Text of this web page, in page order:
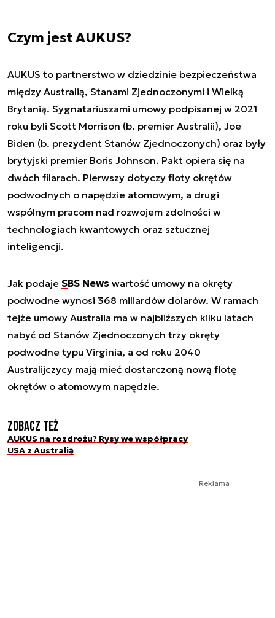
Czym jest AUKUS?
AUKUS to partnerstwo w dziedzinie bezpieczeństwa
między Australią, Stanami Zjednoczonymi i Wielką
Brytanią. Sygnatariuszami umowy podpisanej w 2021
roku byli Scott Morrison (b. premier Australii), Joe
Biden (b. prezydent Stanów Zjednoczonych) oraz były
brytyjski premier Boris Johnson. Pakt opiera się na
dwóch filarach. Pierwszy dotyczy floty okrętów
podwodnych o napędzie atomowym, a drugi
wspólnym pracom nad rozwojem zdolności w
technologiach kwantowych oraz sztucznej
inteligencji.
Jak podaje SBS News wartość umowy na okręty
podwodne wynosi 368 miliardów dolarów. W ramach
tejże umowy Australia ma w najbliższych kilku latach
nabyć od Stanów Zjednoczonych trzy okręty
podwodne typu Virginia, a od roku 2040
Australijczycy mają mieć dostarczoną nową flotę
okrętów o atomowym napędzie.
Zobacz też
AUKUS na rozdrożu? Rysy we współpracy
USA z Australią
Reklama